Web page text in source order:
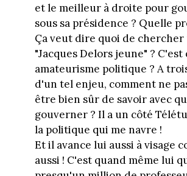
et le meilleur à droite pour
sous sa présidence ? Quelle
Ça veut dire quoi de chercher
"Jacques Delors jeune" ?
amateurisme politique ? A
d'un tel enjeu, comment ne
être bien sûr de savoir avec
gouverner ? Il a un côté
la politique qui me navre !
Et il avance lui aussi à visage
aussi ! C'est quand même lui